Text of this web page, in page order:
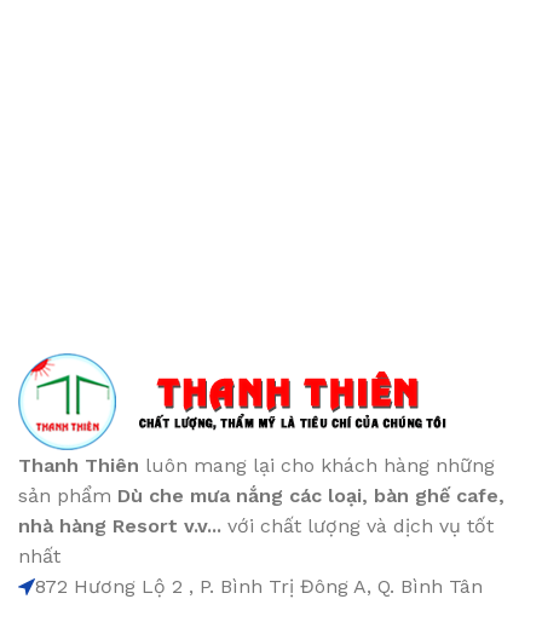
Thanh Thiên luôn mang lại cho khách hàng những
sản phẩm Dù che mưa nắng các loại, bàn ghế cafe,
nhà hàng Resort v.v... với chất lượng và dịch vụ tốt
nhất
872 Hương Lộ 2 , P. Bình Trị Đông A, Q. Bình Tân